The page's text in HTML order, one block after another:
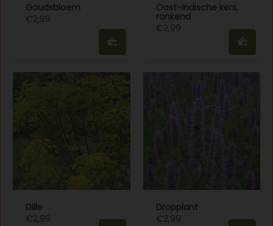
Goudsbloem
€2,99
Oost-Indische kers,
rankend
€2,99
Dille
€2,99
Dropplant
€2,99